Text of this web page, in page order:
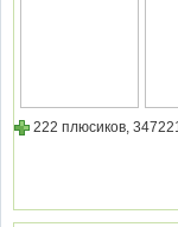
222 плюсиков,